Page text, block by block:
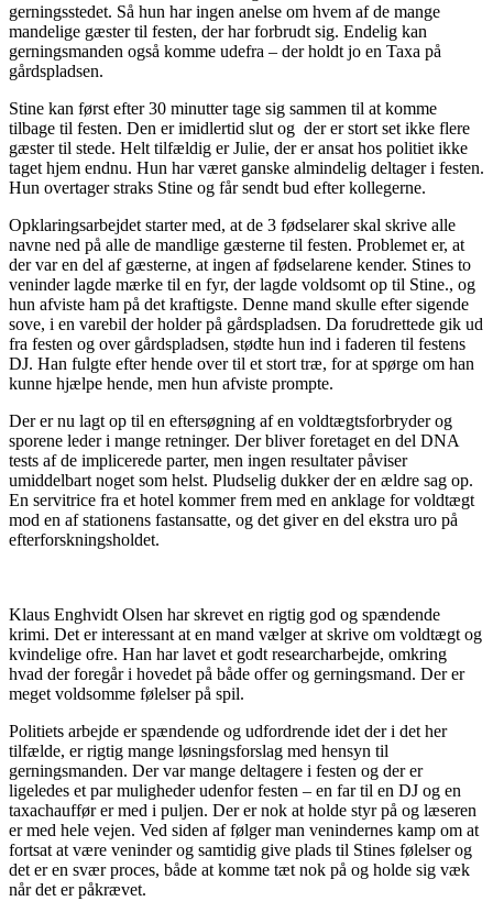
gerningsstedet. Så hun har ingen anelse om hvem af de mange
mandelige gæster til festen, der har forbrudt sig. Endelig kan
gerningsmanden også komme udefra – der holdt jo en Taxa på
gårdspladsen.
Stine kan først efter 30 minutter tage sig sammen til at komme
tilbage til festen. Den er imidlertid slut og der er stort set ikke flere
gæster til stede. Helt tilfældig er Julie, der er ansat hos politiet ikke
taget hjem endnu. Hun har været ganske almindelig deltager i festen.
Hun overtager straks Stine og får sendt bud efter kollegerne.
Opklaringsarbejdet starter med, at de 3 fødselarer skal skrive alle
navne ned på alle de mandlige gæsterne til festen. Problemet er, at
der var en del af gæsterne, at ingen af fødselarene kender. Stines to
veninder lagde mærke til en fyr, der lagde voldsomt op til Stine., og
hun afviste ham på det kraftigste. Denne mand skulle efter sigende
sove, i en varebil der holder på gårdspladsen. Da forudrettede gik ud
fra festen og over gårdspladsen, stødte hun ind i faderen til festens
DJ. Han fulgte efter hende over til et stort træ, for at spørge om han
kunne hjælpe hende, men hun afviste prompte.
Der er nu lagt op til en eftersøgning af en voldtægtsforbryder og
sporene leder i mange retninger. Der bliver foretaget en del DNA
tests af de implicerede parter, men ingen resultater påviser
umiddelbart noget som helst. Pludselig dukker der en ældre sag op.
En servitrice fra et hotel kommer frem med en anklage for voldtægt
mod en af stationens fastansatte, og det giver en del ekstra uro på
efterforskningsholdet.
Klaus Enghvidt Olsen har skrevet en rigtig god og spændende
krimi. Det er interessant at en mand vælger at skrive om voldtægt og
kvindelige ofre. Han har lavet et godt researcharbejde, omkring
hvad der foregår i hovedet på både offer og gerningsmand. Der er
meget voldsomme følelser på spil.
Politiets arbejde er spændende og udfordrende idet der i det her
tilfælde, er rigtig mange løsningsforslag med hensyn til
gerningsmanden. Der var mange deltagere i festen og der er
ligeledes et par muligheder udenfor festen – en far til en DJ og en
taxachauffør er med i puljen. Der er nok at holde styr på og læseren
er med hele vejen. Ved siden af følger man venindernes kamp om at
fortsat at være veninder og samtidig give plads til Stines følelser og
det er en svær proces, både at komme tæt nok på og holde sig væk
når det er påkrævet.